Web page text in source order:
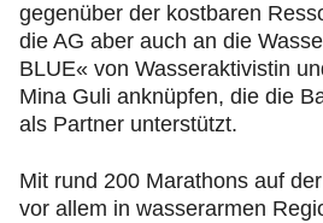
gegenüber der kostbaren
die AG aber auch an die
BLUE« von Wasseraktivistin
Mina Guli anknüpfen, die die
als Partner unterstützt.
Mit rund 200 Marathons auf
vor allem in wasserarmen